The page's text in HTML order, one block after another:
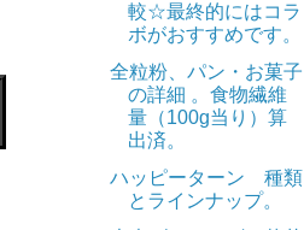
較☆最終的にはコラ
ボがおすすめです。
全粒粉、パン・お菓子
の詳細 。食物繊維
量（100g当り）算
出済。
ハッピーターン 種類
とラインナップ。